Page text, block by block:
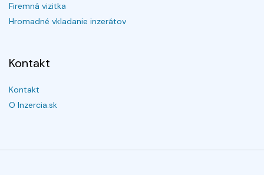
Firemná vizitka
Hromadné vkladanie inzerátov
Kontakt
Kontakt
O Inzercia.sk